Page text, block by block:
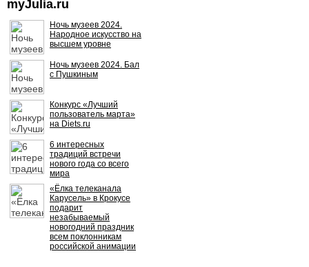
myJulia.ru
Ночь музеев 2024.
Народное искусство на
высшем уровне
Ночь музеев 2024. Бал
с Пушкиным
Конкурс «Лучший
пользователь марта»
на Diets.ru
6 интересных
традиций встречи
нового года со всего
мира
«Ёлка телеканала
Карусель» в Крокусе
подарит
незабываемый
новогодний праздник
всем поклонникам
российской анимации